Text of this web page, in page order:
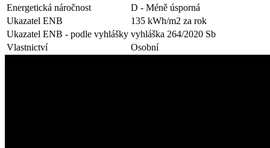
Energetická náročnost
D - Méně úsporná
Ukazatel ENB
135 kWh/m2 za rok
Ukazatel ENB - podle vyhlášky vyhláška 264/2020 Sb
Vlastnictví
Osobní